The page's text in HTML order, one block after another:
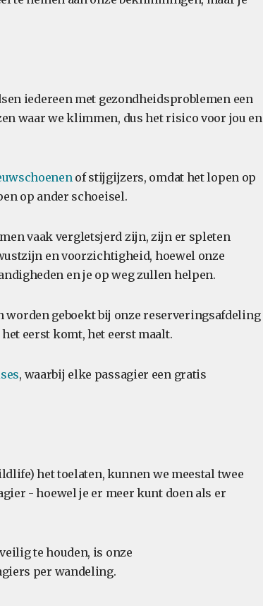
iedereen met gezondheidsproblemen een
waar we klimmen, dus het risico voor jou en
of stijgijzers, omdat het lopen op
op ander schoeisel.
vaak vergletsjerd zijn, zijn er spleten
en voorzichtigheid, hoewel onze
en je op weg zullen helpen.
geboekt bij onze reserveringsafdeling
eerst komt, het eerst maalt.
, waarbij elke passagier een gratis
het toelaten, kunnen we meestal twee
- hoewel je er meer kunt doen als er
te houden, is onze
per wandeling.